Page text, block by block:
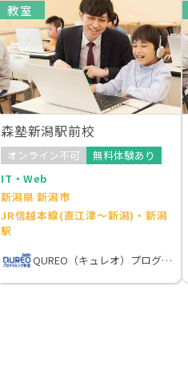
教室
森塾新潟駅前校
オンライン不可
無料体験あり
IT・Web
新潟県 新潟市
JR信越本線(直江津～新潟)・新潟
駅
QUREO（キュレオ）プログラミング教室